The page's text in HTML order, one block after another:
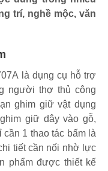
trí, nghề mộc, văn
là dụng cụ hỗ trợ
người thợ thủ công
ghim giữ vật dụng
giữ dây vào gỗ,
cần 1 thao tác bấm là
tiết cần nối nhờ lực
phẩm được thiết kế